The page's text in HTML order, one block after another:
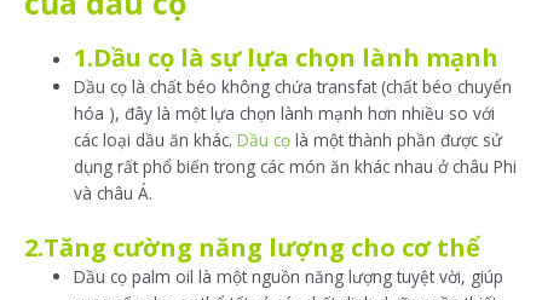
1.Dầu cọ là sự lựa chọn lành mạnh
Dầu cọ là chất béo không chứa transfat (chất béo chuyển
hóa ), đây là một lựa chọn lành mạnh hơn nhiều so với
các loại dầu ăn khác.Dầu cọ là một thành phần được sử
dụng rất phổ biến trong các món ăn khác nhau ở châu Phi
và châu Á.
2.Tăng cường năng lượng cho cơ thể
Dầu cọ palm oil là một nguồn năng lượng tuyệt vời, giúp